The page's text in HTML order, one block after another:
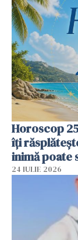
Horoscop
îți
inimă poate
24 IULIE 2026